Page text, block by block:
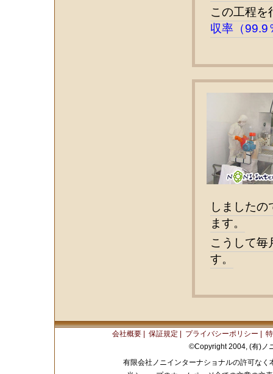
この工程を
収率（99.9
しました
ます。
こうして毎
す。
会社概要 保証規定 プライバシーポリシー
©Copyright 2004, (有)ノ
有限会社ノニインターナショナルの許可な